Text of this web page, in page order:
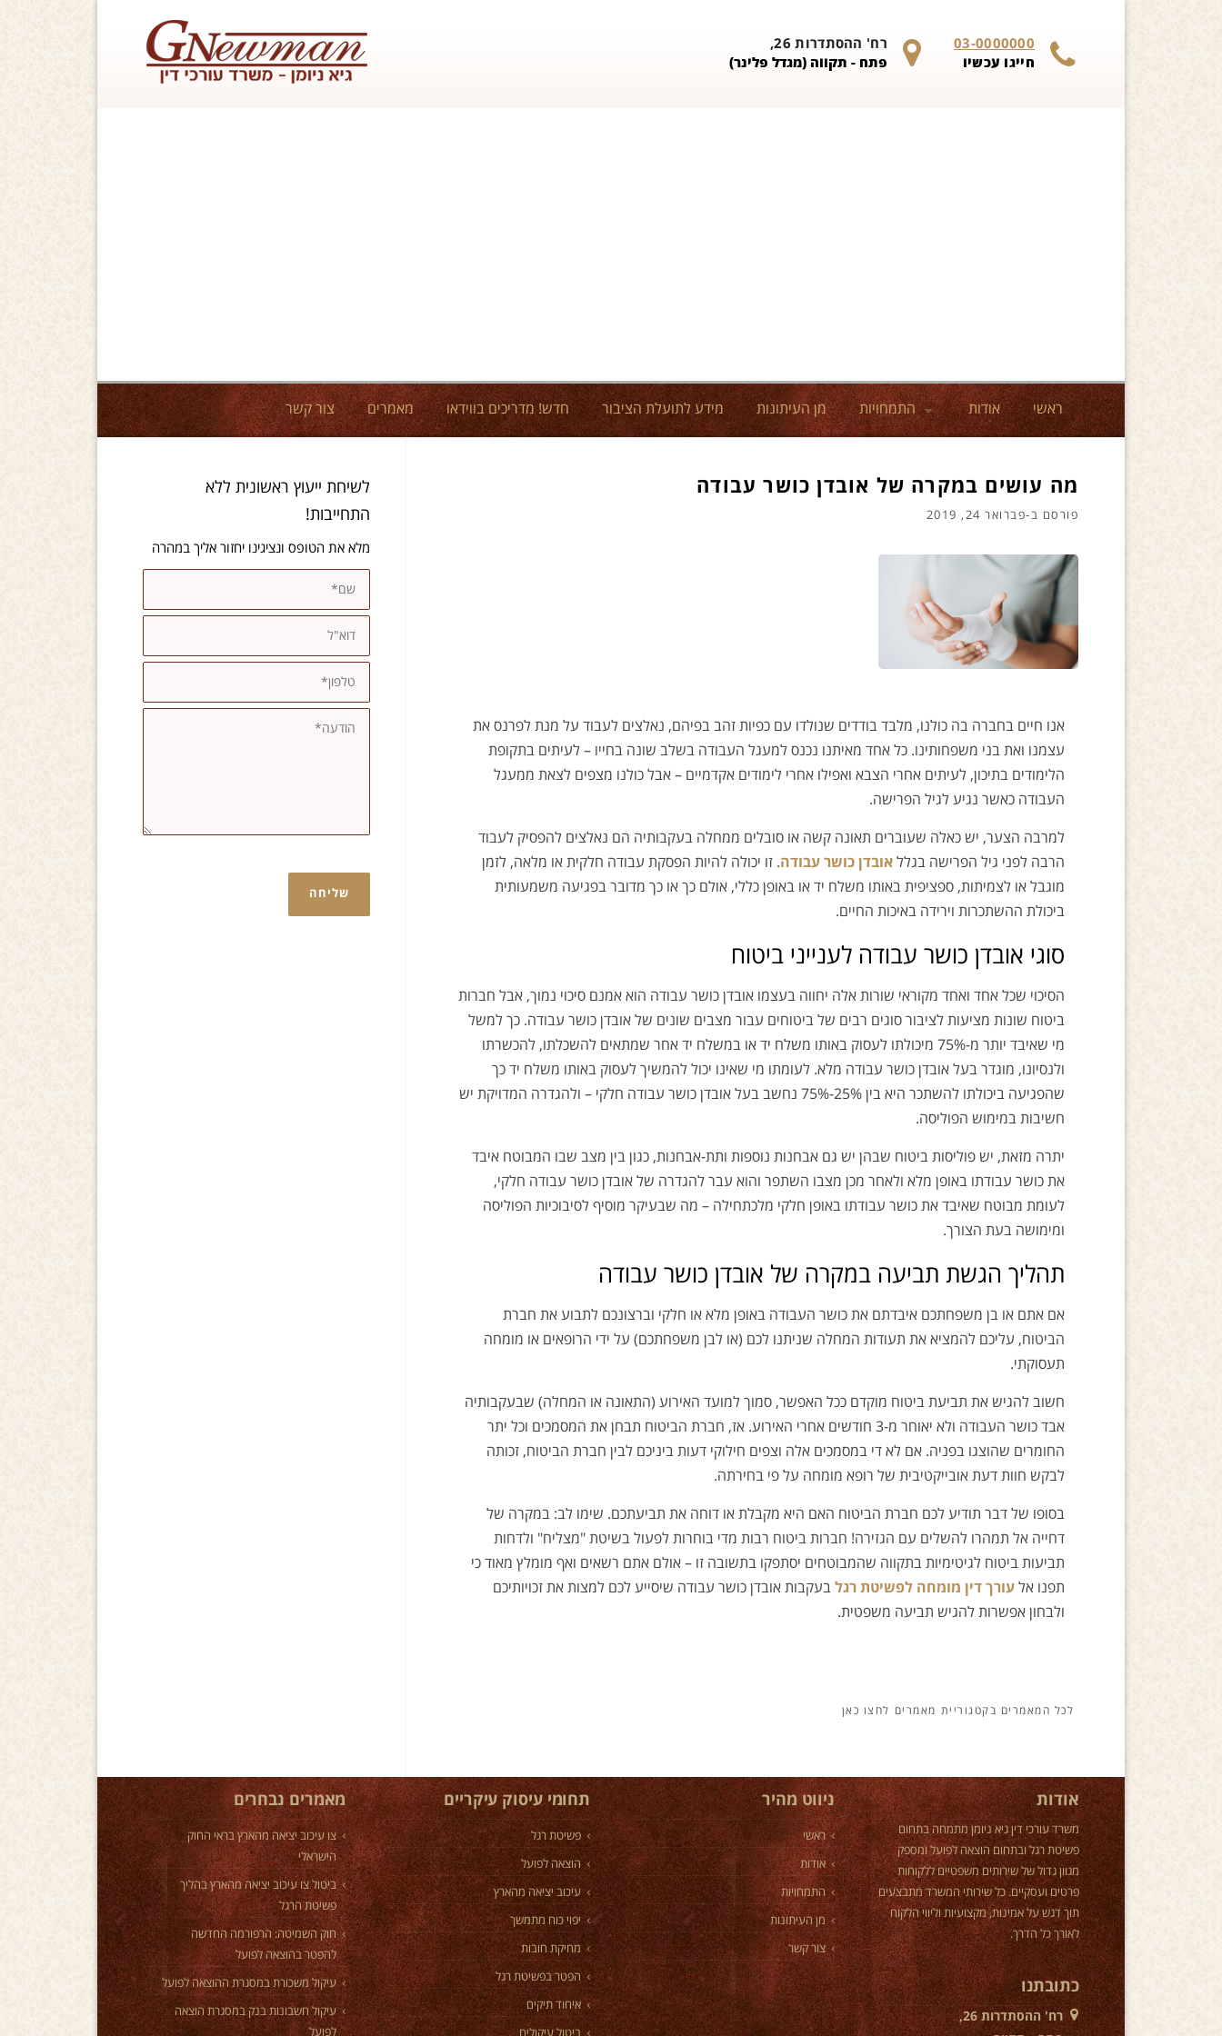
רח' ההסתדרות 26,
פתח - תקווה (מגדל פלינר)
03-0000000
חייגו עכשיו
ראשי אודות התמחויות מן העיתונות מידע לתועלת הציבור חדש! מדריכים בווידאו מאמרים צור קשר
מה עושים במקרה של אובדן כושר עבודה
פורסם ב-פברואר 24, 2019
אנו חיים בחברה בה כולנו, מלבד בודדים שנולדו עם כפיות זהב בפיהם, נאלצים לעבוד על מנת לפרנס את
עצמנו ואת בני משפחותינו. כל אחד מאיתנו נכנס למעגל העבודה בשלב שונה בחייו – לעיתים בתקופת
הלימודים בתיכון, לעיתים אחרי הצבא ואפילו אחרי לימודים אקדמיים – אבל כולנו מצפים לצאת ממעגל
העבודה כאשר נגיע לגיל הפרישה.
למרבה הצער, יש כאלה שעוברים תאונה קשה או סובלים ממחלה בעקבותיה הם נאלצים להפסיק לעבוד
הרבה לפני גיל הפרישה בגלל אובדן כושר עבודה. זו יכולה להיות הפסקת עבודה חלקית או מלאה, לזמן
מוגבל או לצמיתות, ספציפית באותו משלח יד או באופן כללי, אולם כך או כך מדובר בפגיעה משמעותית
ביכולת ההשתכרות וירידה באיכות החיים.
סוגי אובדן כושר עבודה לענייני ביטוח
הסיכוי שכל אחד ואחד מקוראי שורות אלה יחווה בעצמו אובדן כושר עבודה הוא אמנם סיכוי נמוך, אבל חברות
ביטוח שונות מציעות לציבור סוגים רבים של ביטוחים עבור מצבים שונים של אובדן כושר עבודה. כך למשל
מי שאיבד יותר מ-75% מיכולתו לעסוק באותו משלח יד או במשלח יד אחר שמתאים להשכלתו, להכשרתו
ולנסיונו, מוגדר בעל אובדן כושר עבודה מלא. לעומתו מי שאינו יכול להמשיך לעסוק באותו משלח יד כך
שהפגיעה ביכולתו להשתכר היא בין 25%-75% נחשב בעל אובדן כושר עבודה חלקי – ולהגדרה המדויקת יש
חשיבות במימוש הפוליסה.
יתרה מזאת, יש פוליסות ביטוח שבהן יש גם אבחנות נוספות ותת-אבחנות, כגון בין מצב שבו המבוטח איבד
את כושר עבודתו באופן מלא ולאחר מכן מצבו השתפר והוא עבר להגדרה של אובדן כושר עבודה חלקי,
לעומת מבוטח שאיבד את כושר עבודתו באופן חלקי מלכתחילה – מה שבעיקר מוסיף לסיבוכיות הפוליסה
ומימושה בעת הצורך.
תהליך הגשת תביעה במקרה של אובדן כושר עבודה
אם אתם או בן משפחתכם איבדתם את כושר העבודה באופן מלא או חלקי וברצונכם לתבוע את חברת
הביטוח, עליכם להמציא את תעודות המחלה שניתנו לכם (או לבן משפחתכם) על ידי הרופאים או מומחה
תעסוקתי.
חשוב להגיש את תביעת ביטוח מוקדם ככל האפשר, סמוך למועד האירוע (התאונה או המחלה) שבעקבותיה
אבד כושר העבודה ולא יאוחר מ-3 חודשים אחרי האירוע. אז, חברת הביטוח תבחן את המסמכים וכל יתר
החומרים שהוצגו בפניה. אם לא די במסמכים אלה וצפים חילוקי דעות ביניכם לבין חברת הביטוח, זכותה
לבקש חוות דעת אובייקטיבית של רופא מומחה על פי בחירתה.
בסופו של דבר תודיע לכם חברת הביטוח האם היא מקבלת או דוחה את תביעתכם. שימו לב: במקרה של
דחייה אל תמהרו להשלים עם הגזירה! חברות ביטוח רבות מדי בוחרות לפעול בשיטת "מצליח" ולדחות
תביעות ביטוח לגיטימיות בתקווה שהמבוטחים יסתפקו בתשובה זו – אולם אתם רשאים ואף מומלץ מאוד כי
תפנו אל עורך דין מומחה לפשיטת רגל בעקבות אובדן כושר עבודה שיסייע לכם למצות את זכויותיכם
ולבחון אפשרות להגיש תביעה משפטית.
מאמרים
לשיחת ייעוץ ראשונית ללא
התחייבות!
מלא את הטופס ונציגינו יחזור אליך במהרה
מאמרים נבחרים
צו עיכוב יציאה מהארץ בראי החוק
הישראלי
ביטול צו עיכוב יציאה מהארץ בהליך
פשיטת הרגל
חוק השמיטה: הרפורמה החדשה
להפטר בהוצאה לפועל
עיקול משכורת במסגרת ההוצאה לפועל
עיקול חשבונות בנק במסגרת הוצאה
לפועל
תחומי עיסוק עיקריים
פשיטת רגל
הוצאה לפועל
עיכוב יציאה מהארץ
יפוי כוח מתמשך
מחיקת חובות
הפטר בפשיטת רגל
איחוד תיקים
ביטול עיקולים
ניווט מהיר
ראשי
אודות
התמחויות
מן העיתונות
צור קשר
אודות
משרד עורכי דין גיא ניומן מתמחה בתחום
פשיטת רגל ובתחום הוצאה לפועל ומספק
מגוון גדול של שירותים משפטיים ללקוחות
פרטים ועסקיים. כל שירותי המשרד מתבצעים
תוך דגש על אמינות, מקצועיות וליווי הלקוח
לאורך כל הדרך.
כתובתנו
רח' ההסתדרות 26,